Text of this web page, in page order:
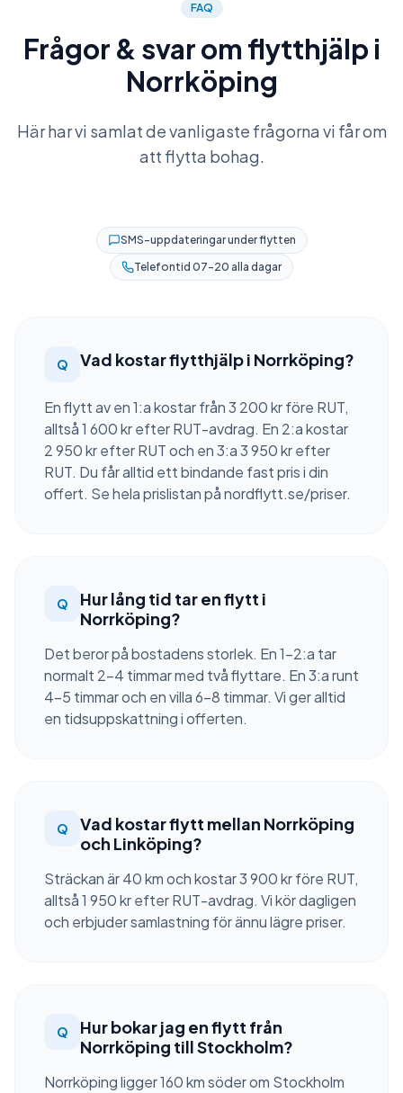
FAQ
Frågor & svar om flytthjälp i
Norrköping
Här har vi samlat de vanligaste frågorna vi får om
att flytta bohag.
SMS-uppdateringar under flytten
Telefontid 07–20 alla dagar
Q Vad kostar flytthjälp i Norrköping?
En flytt av en 1:a kostar från 3 200 kr före RUT,
alltså 1 600 kr efter RUT-avdrag. En 2:a kostar
2 950 kr efter RUT och en 3:a 3 950 kr efter
RUT. Du får alltid ett bindande fast pris i din
offert. Se hela prislistan på nordflytt.se/priser.
Q
Hur lång tid tar en flytt i
Norrköping?
Det beror på bostadens storlek. En 1–2:a tar
normalt 2–4 timmar med två flyttare. En 3:a runt
4–5 timmar och en villa 6–8 timmar. Vi ger alltid
en tidsuppskattning i offerten.
Q
Vad kostar flytt mellan Norrköping
och Linköping?
Sträckan är 40 km och kostar 3 900 kr före RUT,
alltså 1 950 kr efter RUT-avdrag. Vi kör dagligen
och erbjuder samlastning för ännu lägre priser.
Q
Hur bokar jag en flytt från
Norrköping till Stockholm?
Norrköping ligger 160 km söder om Stockholm